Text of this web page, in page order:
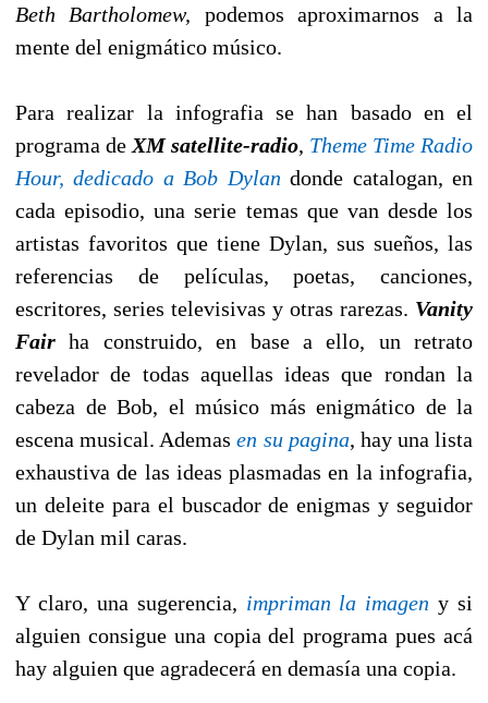
Beth Bartholomew, podemos aproximarnos a la
mente del enigmático músico.
Para realizar la infografia se han basado en el
programa de XM satellite-radio, Theme Time Radio
Hour, dedicado a Bob Dylan donde catalogan, en
cada episodio, una serie temas que van desde los
artistas favoritos que tiene Dylan, sus sueños, las
referencias de películas, poetas, canciones,
escritores, series televisivas y otras rarezas. Vanity
Fair ha construido, en base a ello, un retrato
revelador de todas aquellas ideas que rondan la
cabeza de Bob, el músico más enigmático de la
escena musical. Ademasen su pagina, hay una lista
exhaustiva de las ideas plasmadas en la infografia,
un deleite para el buscador de enigmas y seguidor
de Dylan mil caras.
Y claro, una sugerencia, impriman la imagen y si
alguien consigue una copia del programa pues acá
hay alguien que agradecerá en demasía una copia.